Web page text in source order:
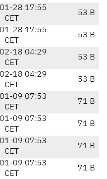
28 17:55
CET
53 B
28 17:55
CET
53 B
18 04:29
CET
53 B
18 04:29
CET
53 B
09 07:53
CET
71 B
09 07:53
CET
71 B
09 07:53
CET
71 B
09 07:53
CET
71 B